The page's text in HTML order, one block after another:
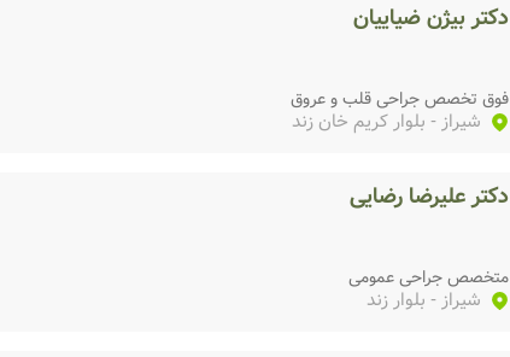
دکتر بیژن ضیاییان
فوق تخصص جراحی قلب و عروق
شیراز- بلوار کریم خان زند
دکتر علیرضا رضایی
متخصص جراحی عمومی
شیراز- بلوار زند